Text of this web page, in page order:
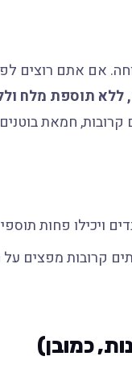
אם אתם רוצים
ללא תוספת מלח
חמאת
ויכילו פחות
קרובות מפצים
כמובן)